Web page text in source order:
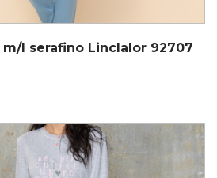
l serafino Linclalor 92707